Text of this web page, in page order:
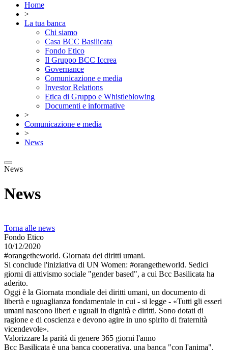
Home
>
La tua banca
Chi siamo
Casa BCC Basilicata
Fondo Etico
Il Gruppo BCC Iccrea
Governance
Comunicazione e media
Investor Relations
Etica di Gruppo e Whistleblowing
Documenti e informative
>
Comunicazione e media
>
News
News
News
Torna alle news
Fondo Etico
10/12/2020
#orangetheworld. Giornata dei diritti umani.
Si conclude l'iniziativa di UN Women: #orangetheworld. Sedici
giorni di attivismo sociale "gender based", a cui Bcc Basilicata ha
aderito.
Oggi è la Giornata mondiale dei diritti umani, un documento di
libertà e uguaglianza fondamentale in cui - si legge - «Tutti gli esseri
umani nascono liberi e uguali in dignità e diritti. Sono dotati di
ragione e di coscienza e devono agire in uno spirito di fraternità
vicendevole».
Valorizzare la parità di genere 365 giorni l'anno
Bcc Basilicata è una banca cooperativa, una banca "con l'anima",